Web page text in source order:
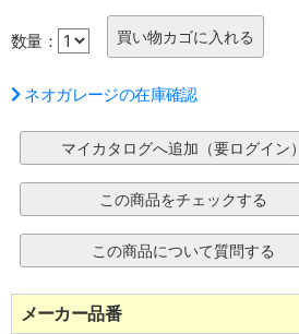
数量：
ネオガレージの在庫確認
メーカー品番